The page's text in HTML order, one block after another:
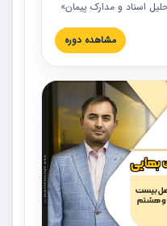
اسناد و مدارک پیمان»
شد. در این آموزش
اولویت بندی اسناد
خصوص ارائه شده است.
مشاهده دوره